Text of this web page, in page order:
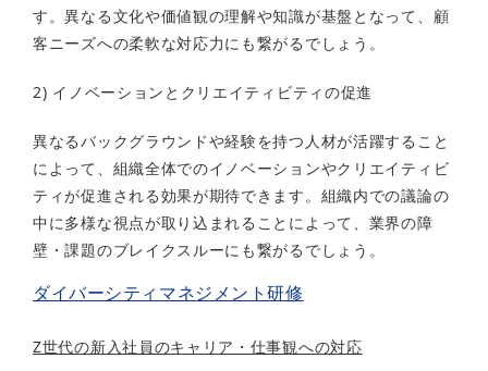
す。異なる文化や価値観の理解や知識が基盤となって、顧
客ニーズへの柔軟な対応力にも繋がるでしょう。
2) イノベーションとクリエイティビティの促進
異なるバックグラウンドや経験を持つ人材が活躍すること
によって、組織全体でのイノベーションやクリエイティビ
ティが促進される効果が期待できます。組織内での議論の
中に多様な視点が取り込まれることによって、業界の障
壁・課題のブレイクスルーにも繋がるでしょう。
ダイバーシティマネジメント研修
Z世代の新入社員のキャリア・仕事観への対応